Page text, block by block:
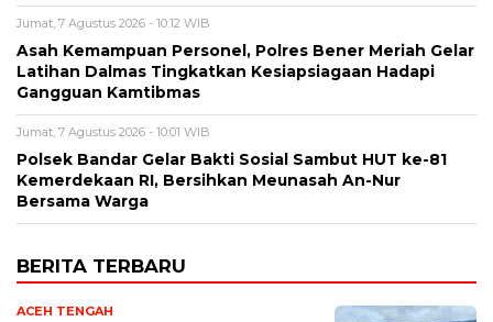
Jumat, 7 Agustus 2026 - 10:12 WIB
Asah Kemampuan Personel, Polres Bener Meriah Gelar
Latihan Dalmas Tingkatkan Kesiapsiagaan Hadapi
Gangguan Kamtibmas
Jumat, 7 Agustus 2026 - 10:01 WIB
Polsek Bandar Gelar Bakti Sosial Sambut HUT ke-81
Kemerdekaan RI, Bersihkan Meunasah An-Nur
Bersama Warga
BERITA TERBARU
ACEH TENGAH